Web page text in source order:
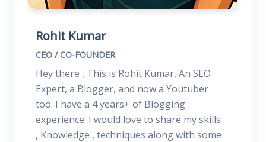
Rohit Kumar
CEO / CO-FOUNDER
Hey there , This is Rohit Kumar, An SEO
Expert, a Blogger, and now a Youtuber
too. I have a 4 years+ of Blogging
experience. I would love to share my skills
, Knowledge , techniques along with some